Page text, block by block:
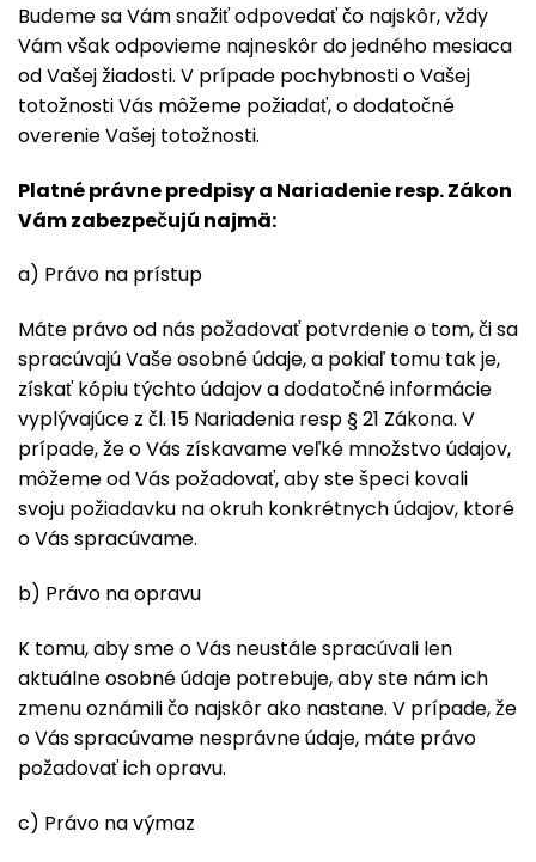
Budeme sa Vám snažiť odpovedať čo najskôr, vždy
Vám však odpovieme najneskôr do jedného mesiaca
od Vašej žiadosti. V prípade pochybnosti o Vašej
totožnosti Vás môžeme požiadať, o dodatočné
overenie Vašej totožnosti.
Platné právne predpisy a Nariadenie resp. Zákon
Vám zabezpečujú najmä:
a) Právo na prístup
Máte právo od nás požadovať potvrdenie o tom, či sa
spracúvajú Vaše osobné údaje, a pokiaľ tomu tak je,
získať kópiu týchto údajov a dodatočné informácie
vyplývajúce z čl. 15 Nariadenia resp § 21 Zákona. V
prípade, že o Vás získavame veľké množstvo údajov,
môžeme od Vás požadovať, aby ste špeci kovali
svoju požiadavku na okruh konkrétnych údajov, ktoré
o Vás spracúvame.
b) Právo na opravu
K tomu, aby sme o Vás neustále spracúvali len
aktuálne osobné údaje potrebuje, aby ste nám ich
zmenu oznámili čo najskôr ako nastane. V prípade, že
o Vás spracúvame nesprávne údaje, máte právo
požadovať ich opravu.
c) Právo na výmaz